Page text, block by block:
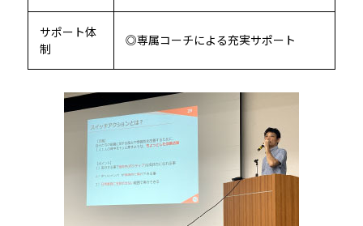
サポート体
制
◎専属コーチによる充実サポート